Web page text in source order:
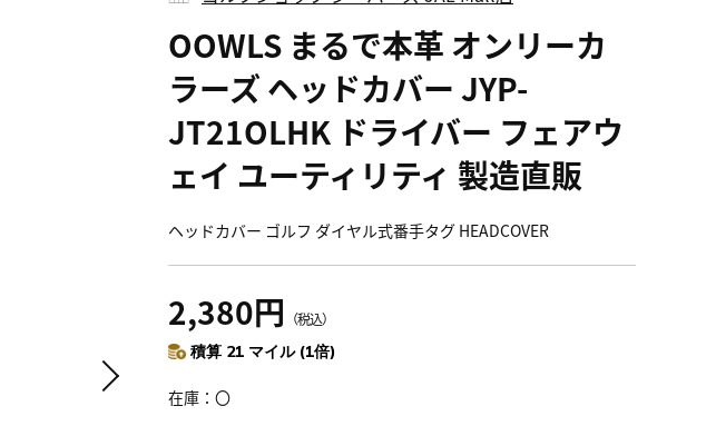
OOWLS まるで本革 オンリーカ
ラーズ ヘッドカバー JYP-
JT21OLHK ドライバー フェアウ
ェイ ユーティリティ 製造直販
ヘッドカバー ゴルフ ダイヤル式番手タグ HEADCOVER
2,380円 （税込）
積算 21 マイル (1倍)
在庫 〇